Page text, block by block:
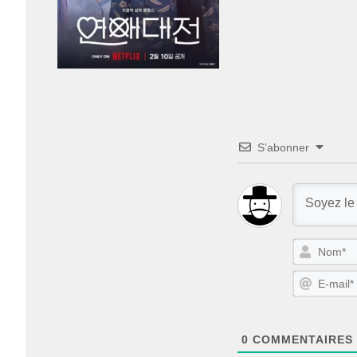
S’abonner
0 COMMENTAIRES